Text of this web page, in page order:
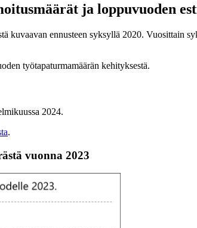
ja loppuvuoden
kuvaavan ennusteen syksyllä 2020. Vuosittain
työtapaturmamäärän kehityksestä.
2024.
.
vuonna 2023